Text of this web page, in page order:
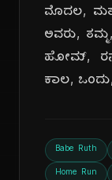
ಮೊದಲ,
ಅವರು,
ಹೋಮ್,
ಕಾಲ,
Babe Ruth
Home Run